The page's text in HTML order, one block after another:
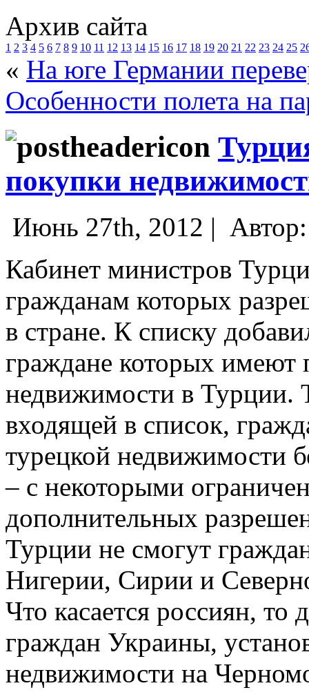
Архив сайта
1 2 3 4 5 6 7 8 9 10 11 12 13 14 15 16 17 18 19 20 21 22 23 24 25
« На юге Германии
Особенности полета на
покупки
Июнь 27th, 2012 |
Кабинет министров
гражданам которых
в стране. К списку
граждане которых имеют
недвижимости в Турции.
входящей в список,
турецкой недвижимости
– с некоторыми
дополнительных
Турции не смогут
Нигерии, Сирии и
Что касается россиян, то
граждан Украины,
недвижимости на